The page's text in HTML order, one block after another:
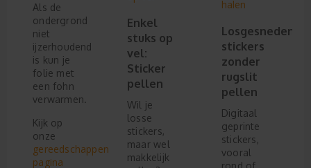
Als de
ondergrond
niet
ijzerhoudend
is kun je
folie met
een fohn
verwarmen.
Kijk op
onze
gereedschappen
pagina
Enkel
stuks op
vel:
Sticker
pellen
Wil je
losse
stickers,
maar wel
makkelijk
Losgesneden
stickers
zonder
rugslit
pellen
Digitaal
geprinte
stickers,
vooral